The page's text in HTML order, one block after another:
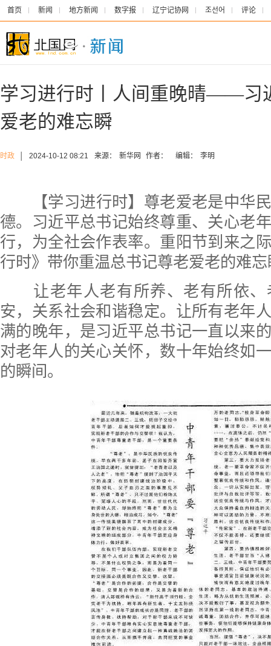
首页 新闻 地方新闻 数字报 辽宁记协网 조선어 评论
学习进行时丨人间重晚晴——习
爱老的难忘瞬
时政 2024-10-12 08:21 来源： 新华网 作者： 编辑： 李明
【学习进行时】尊老爱老是中华
德。习近平总书记始终尊重、关心老
行，为全社会作表率。重阳节到来之
行时》带你重温总书记尊老爱老的难
让老年人老有所养、老有所依、
安，关系社会和谐稳定。让所有老年
满的晚年，是习近平总书记一直以来
对老年人的关心关怀，数十年始终如
的瞬间。